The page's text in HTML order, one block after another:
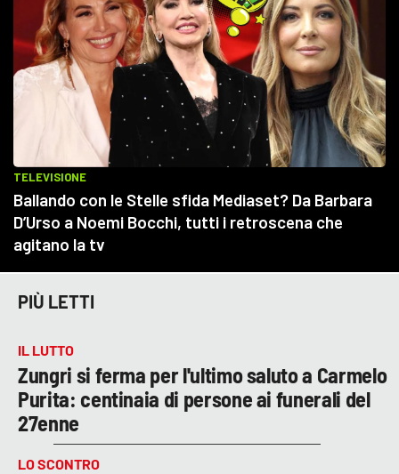
PIÙ LETTI
IL LUTTO
Zungri si ferma per l'ultimo saluto a Carmelo
Purita: centinaia di persone ai funerali del
27enne
LO SCONTRO